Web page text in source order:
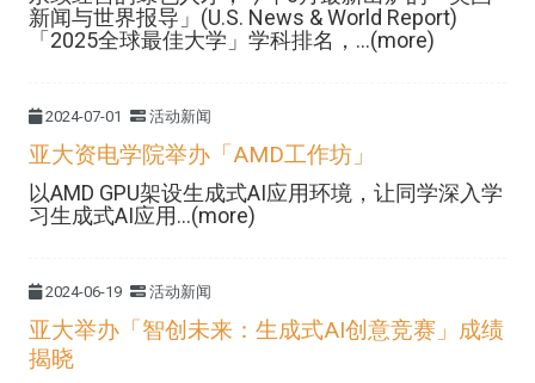
新闻与世界报导」(U.S. News & World Report)
「2025全球最佳大学」学科排名，...(more)
2024-07-01 活动新闻
亚大资电学院举办「AMD工作坊」
以AMD GPU架设生成式AI应用环境，让同学深入学
习生成式AI应用...(more)
2024-06-19 活动新闻
亚大举办「智创未来：生成式AI创意竞赛」成绩
揭晓